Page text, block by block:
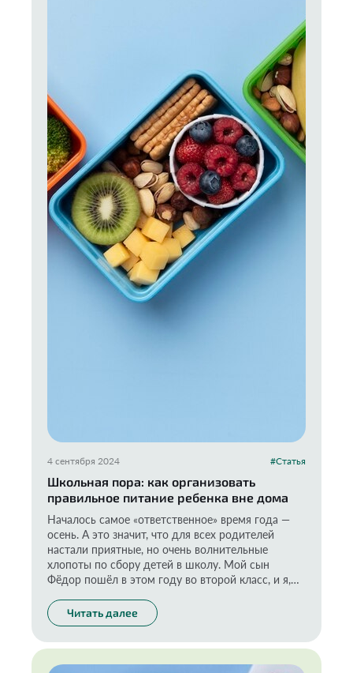
4 сентября 2024 #Статья
Школьная пора: как организовать
правильное питание ребенка вне дома
Началось самое «ответственное» время года —
осень. А это значит, что для всех родителей
настали приятные, но очень волнительные
хлопоты по сбору детей в школу. Мой сын
Фёдор пошёл в этом году во второй класс, и я,
мелочей, в том числе вопросы питания. Ведь оно
непременно должно быть полезным и
сбалансированным. И если дома я стараюсь
пределами сделать это куда сложнее. А меню в
Читать далее